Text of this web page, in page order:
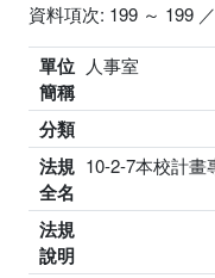
資料項次: 199 ～ 199
單位
簡稱
人事室
分類
法規
全名
10-2-7本校計
法規
說明